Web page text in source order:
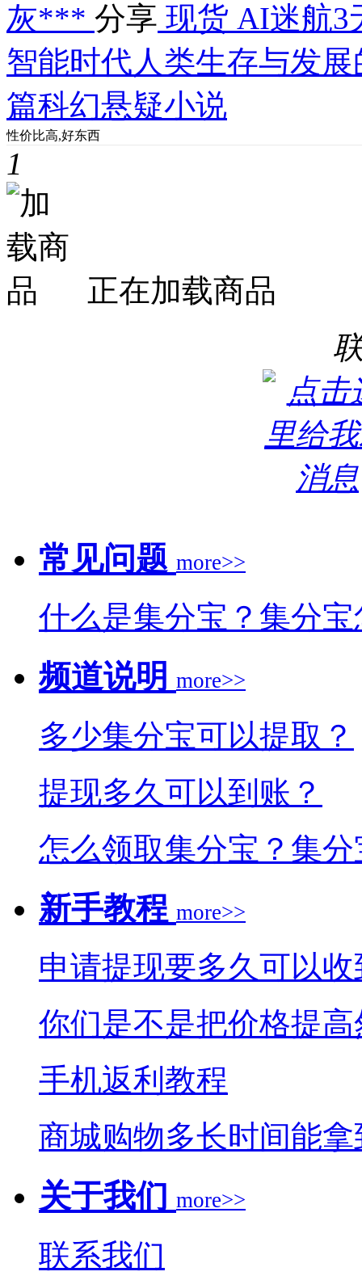
灰*** 分享 现货 AI迷航3
智能时代人类生存与发
篇科幻悬疑小说
性价比高,好东西
1
正在加载商品
常见问题 more>>
什么是集分宝？集分
频道说明 more>>
多少集分宝可以提取？
提现多久可以到账？
怎么领取集分宝？集
新手教程 more>>
申请提现要多久可以收
你们是不是把价格提
手机返利教程
商城购物多长时间能
关于我们 more>>
联系我们